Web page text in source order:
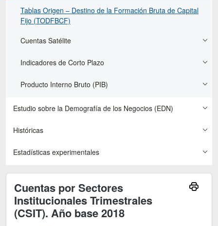
Tablas Origen – Destino de la Formación Bruta de Capital
Fijo (TODFBCF)
Cuentas Satélite
Indicadores de Corto Plazo
Producto Interno Bruto (PIB)
Estudio sobre la Demografía de los Negocios (EDN)
Históricas
Estadísticas experimentales
Cuentas por Sectores
Institucionales Trimestrales
(CSIT). Año base 2018